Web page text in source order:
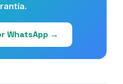
WhatsApp →